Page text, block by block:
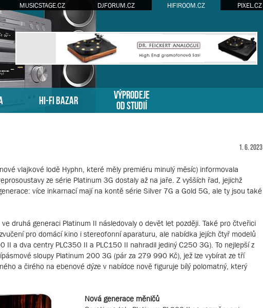
MUSICSTAGE.CZ DJFORUM.CZ HIFIROOM.CZ PIXEL.CZ
HI-FI BAZAR
VÝPRODEJE
OD STUDIÍ
1. 6. 2023
vlajkové lodě Hyphn, které měly premiéru minulý měsíc) informovala
ze série Platinum 3G dostaly až na jaře. Z vyšších řad, jejichž
více inkarnací mají na kontě série Silver 7G a Gold 5G, ale ty jsou také
druhá generaci Platinum II následovaly o devět let později. Také pro čtveřici
pro domácí kino i stereofonní aparaturu, ale nabídka jejích čtyř modelů
II a dva centry PLC350 II a PLC150 II nahradil jediný C250 3G). To nejlepší z
sloupy Platinum 200 3G (pár za 279 990 Kč), jež lze vybírat ze tří
a čirého na ebenové dýze v nabídce nově figuruje bílý polomatný, který
Nová generace měničů